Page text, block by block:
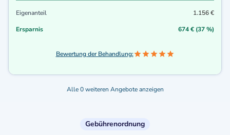
Eigenanteil
1.156 €
Ersparnis
674 € (37 %)
Bewertung der Behandlung:
Alle 0 weiteren Angebote anzeigen
Gebührenordnung